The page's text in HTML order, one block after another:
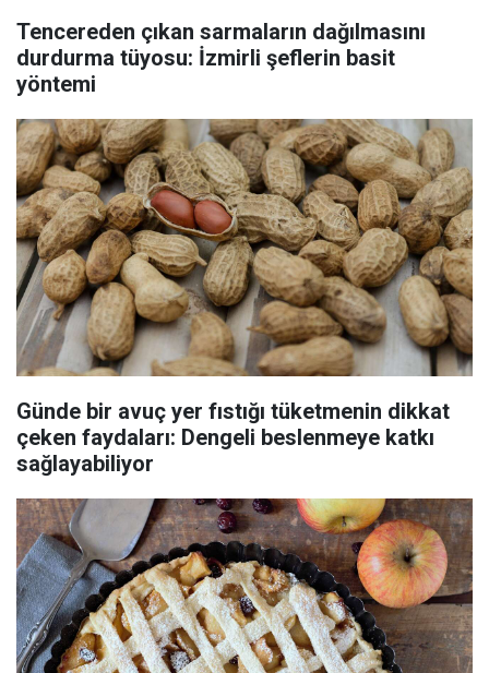
Tencereden çıkan sarmaların dağılmasını
durdurma tüyosu: İzmirli şeflerin basit
yöntemi
Günde bir avuç yer fıstığı tüketmenin dikkat
çeken faydaları: Dengeli beslenmeye katkı
sağlayabiliyor